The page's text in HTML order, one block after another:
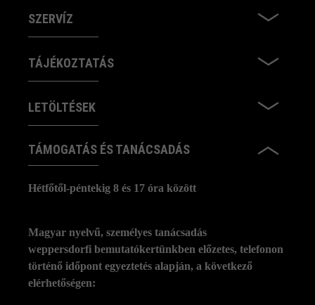
SZERVÍZ
TÁJÉKOZTATÁS
LETÖLTÉSEK
TÁMOGATÁS ÉS TANÁCSADÁS
Hétfőtől-péntekig 8 és 17 óra között
Magyar nyelvű, személyes tanácsadás
weppersdorfi bemutatókertünkben előzetes, telefonon
történő időpont egyeztetés alapján, a következő
elérhetőségen: